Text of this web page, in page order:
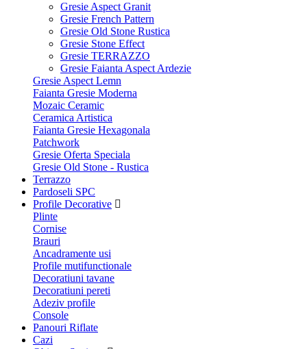
Gresie Aspect Granit
Gresie French Pattern
Gresie Old Stone Rustica
Gresie Stone Effect
Gresie TERRAZZO
Gresie Faianta Aspect Ardezie
Gresie Aspect Lemn
Faianta Gresie Moderna
Mozaic Ceramic
Ceramica Artistica
Faianta Gresie Hexagonala
Patchwork
Gresie Oferta Speciala
Gresie Old Stone - Rustica
Terrazzo
Pardoseli SPC
Profile Decorative
Plinte
Cornise
Brauri
Ancadramente usi
Profile mutifunctionale
Decoratiuni tavane
Decoratiuni pereti
Adeziv profile
Console
Panouri Riflate
Cazi